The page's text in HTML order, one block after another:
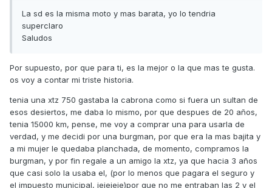
La sd es la misma moto y mas barata, yo lo tendria
superclaro
Saludos
Por supuesto, por que para ti, es la mejor o la que mas te gusta.
os voy a contar mi triste historia.
tenia una xtz 750 gastaba la cabrona como si fuera un sultan de
esos desiertos, me daba lo mismo, por que despues de 20 años,
tenia 15000 km, pense, me voy a comprar una para usarla de
verdad, y me decidi por una burgman, por que era la mas bajita y
a mi mujer le quedaba planchada, de momento, compramos la
burgman, y por fin regale a un amigo la xtz, ya que hacia 3 años
que casi solo la usaba el, (por lo menos que pagara el seguro y
el impuesto municipal, jejejeje)por que no me entraban las 2 y el